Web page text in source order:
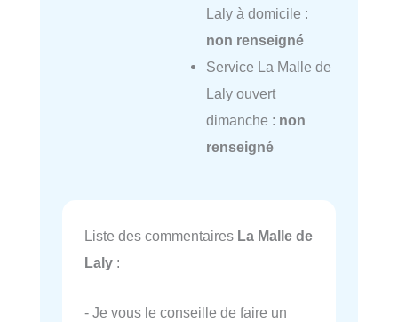
Laly à domicile :
non renseigné
Service La Malle de
Laly ouvert
dimanche : non
renseigné
Liste des commentaires La Malle de
Laly :
- Je vous le conseille de faire un